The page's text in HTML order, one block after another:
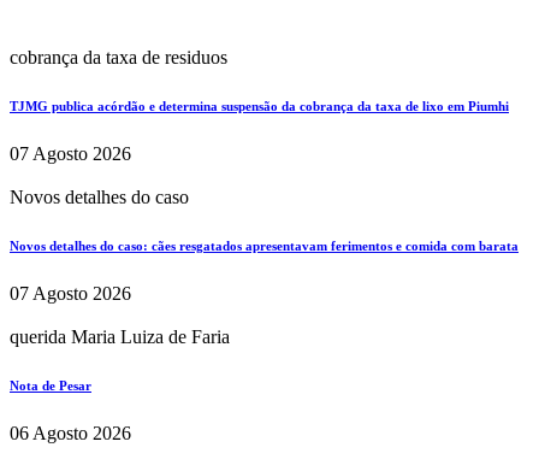
cobrança da taxa de residuos
TJMG publica acórdão e determina suspensão da cobrança da taxa de lixo em Piumhi
07 Agosto 2026
Novos detalhes do caso
Novos detalhes do caso: cães resgatados apresentavam ferimentos e comida com barata
07 Agosto 2026
querida Maria Luiza de Faria
Nota de Pesar
06 Agosto 2026